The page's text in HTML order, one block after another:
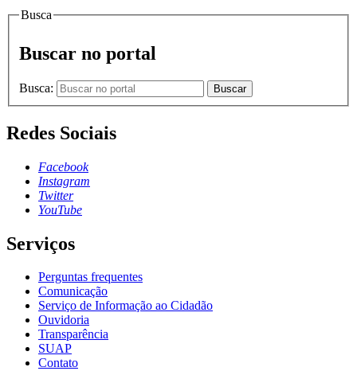
Busca
Buscar no portal
Busca: Buscar
Redes Sociais
Facebook
Instagram
Twitter
YouTube
Serviços
Perguntas frequentes
Comunicação
Serviço de Informação ao Cidadão
Ouvidoria
Transparência
SUAP
Contato